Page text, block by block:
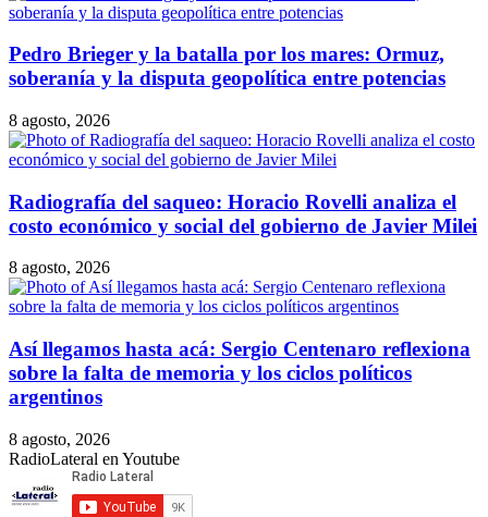
Pedro Brieger y la batalla por los mares: Ormuz,
soberanía y la disputa geopolítica entre potencias
8 agosto, 2026
Radiografía del saqueo: Horacio Rovelli analiza el
costo económico y social del gobierno de Javier Milei
8 agosto, 2026
Así llegamos hasta acá: Sergio Centenaro reflexiona
sobre la falta de memoria y los ciclos políticos
argentinos
8 agosto, 2026
RadioLateral en Youtube